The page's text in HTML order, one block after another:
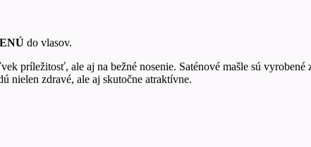
do vlasov.
príležitosť, ale aj na bežné nosenie. Saténové mašle sú
nielen zdravé, ale aj skutočne atraktívne.